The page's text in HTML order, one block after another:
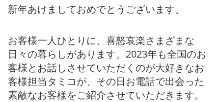
新年あけましておめでとうございます。
お客様一人ひとりに、喜怒哀楽さまざまな
日々の暮らしがあります。2023年も全国のお
客様とお話しさせていただくのが大好きなお
客様担当タミコが、その日お電話で出会った
素敵なお客様をご紹介させていただきます。